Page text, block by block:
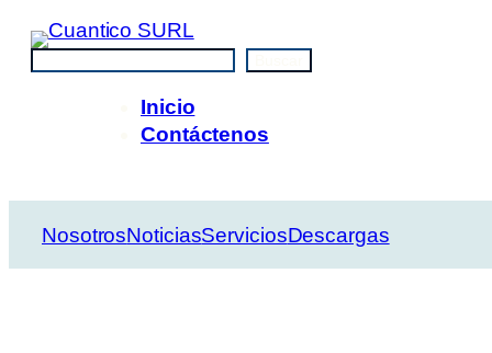
Saltar
contenido
Inicio
Contáctenos
NosotrosNoticiasServiciosDescargas